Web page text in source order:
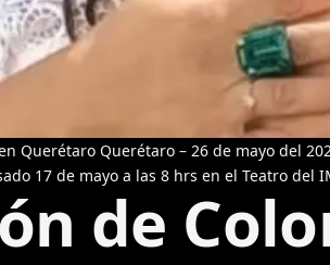
Querétaro Querétaro – 26 de mayo del
17 de mayo a las 8 hrs en el Teatro
de